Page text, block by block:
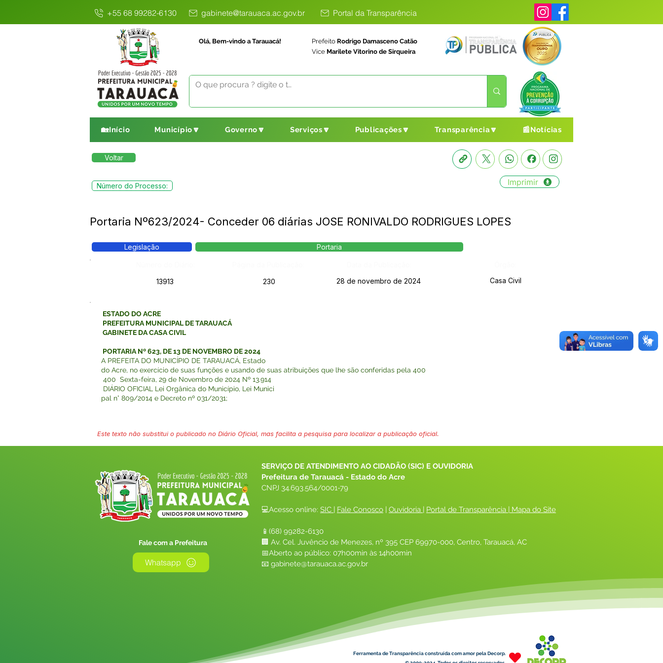
+55 68 99282-6130 gabinete@tarauaca.ac.gov.br Portal da Transparência
Olá, Bem-vindo a Tarauacá! Prefeito Rodrigo Damasceno Catão
Vice Marilete Vitorino de Sirqueira
🏡Início Município🔽 Governo🔽 Serviços🔽 Publicações🔽 Transparência🔽 📰Notícias
Voltar
Número do Processo: Imprimir
Portaria Nº623/2024- Conceder 06 diárias JOSE RONIVALDO RODRIGUES LOPES
Legislação Portaria
13913
230 28 de novembro de 2024 Casa Civil
ESTADO DO ACRE
PREFEITURA MUNICIPAL DE TARAUACÁ
GABINETE DA CASA CIVIL
PORTARIA Nº 623, DE 13 DE NOVEMBRO DE 2024
A PREFEITA DO MUNICÍPIO DE TARAUACÁ, Estado
do Acre, no exercício de suas funções e usando de suas atribuições que lhe são conferidas pela 400
400 Sexta-feira, 29 de Novembro de 2024 Nº 13.914
DIÁRIO OFICIAL Lei Orgânica do Município, Lei Munici
pal n° 809/2014 e Decreto nº 031/2031;
Este texto não substitui o publicado no Diário Oficial, mas facilita a pesquisa para localizar a publicação oficial.
Fale com a Prefeitura
Whatsapp
SERVIÇO DE ATENDIMENTO AO CIDADÃO (SIC) E OUVIDORIA
Prefeitura de Tarauacá - Estado do Acre
CNPJ 34.693.564/0001-79
💻Acesso online: SIC | Fale Conosco | Ouvidoria | Portal de Transparência | Mapa do Site
📱(68) 99282-6130
🏢 Av. Cel. Juvêncio de Menezes, nº 395 CEP 69970-000, Centro, Tarauacá, AC
📅Aberto ao público: 07h00min às 14h00min
📧 gabinete@tarauaca.ac.gov.br
Ferramenta de Transparência construída com amor pela Decorp.